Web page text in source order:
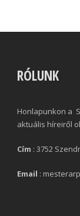
RÓLUNK
Honlapunkon a
aktuális híreiről
Cím : 3752
Email :